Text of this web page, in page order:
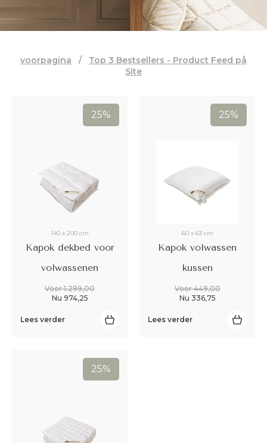
voorpagina /
Top 3 Bestsellers - Product Feed på
Site
25%
140 x 200 cm
Kapok dekbed voor
volwassenen
Voor 1.299,00
Nu 974,25
Lees verder
25%
60 x 63 cm
Kapok volwassen
kussen
Voor 449,00
Nu 336,75
Lees verder
25%